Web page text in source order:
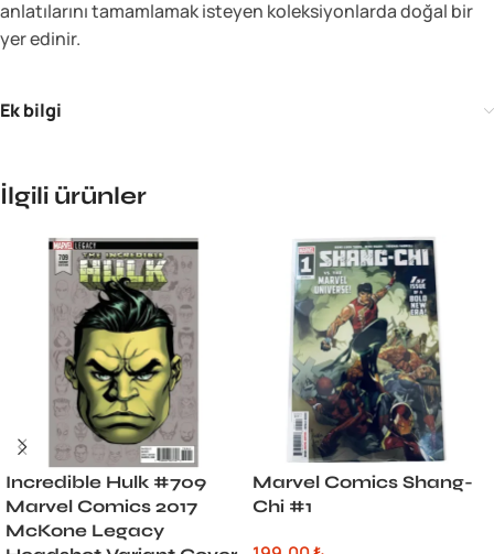
anlatılarını tamamlamak isteyen koleksiyonlarda doğal bir
yer edinir.
Ek bilgi
İlgili ürünler
Incredible Hulk #709
Marvel Comics 2017
McKone Legacy
Marvel Comics Shang-
Chi #1